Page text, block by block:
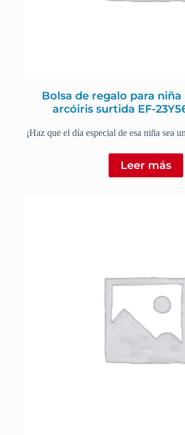
Bolsa de regalo para niña
arcóiris surtida EF-
¡Haz que el día especial de esa niña sea
Leer más